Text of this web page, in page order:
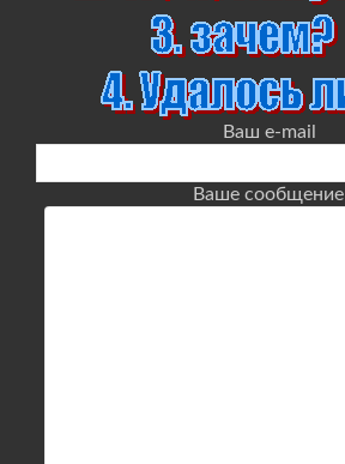
Ваш e-mail
Ваше сообщение